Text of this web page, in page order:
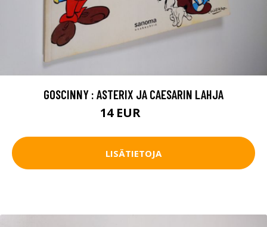
GOSCINNY : ASTERIX JA CAESARIN LAHJA
14 EUR
LISÄTIETOJA